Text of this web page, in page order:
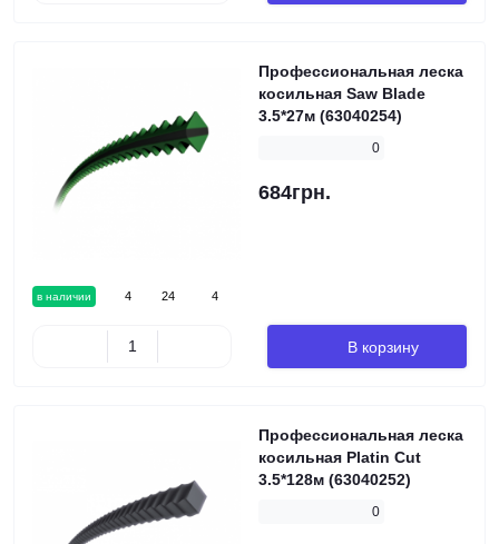
в наличии 4 24 4
Профессиональная леска
косильная Saw Blade
3.5*27м (63040254)
0
684грн.
В корзину
Профессиональная леска
косильная Platin Cut
3.5*128м (63040252)
0